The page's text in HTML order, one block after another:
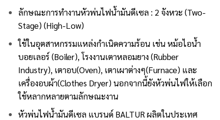
ลักษณะการทำงานหัวพ่นไฟน้ำมันดีเซล : 2 จังหวะ (Two-
Stage) (High-Low)
ใช้ในอุตสาหกรรมแหล่งกำเนิดความร้อน เช่น หม้อไอน้ำ
บอยเลอร์ (Boiler), โรงงานเตาหลอมยาง (Rubber
Industry), เตาอบ(Oven), เตาเผาต่างๆ(Furnace) และ
เครื่องอบผ้า(Clothes Dryer) นอกจากนี้ยังหัวพ่นไฟให้เลือก
ใช้หลากหลายตามลักษณะงาน
หัวพ่นไฟน้ำมันดีเซล แบรนด์ BALTURผลิตในประเทศ